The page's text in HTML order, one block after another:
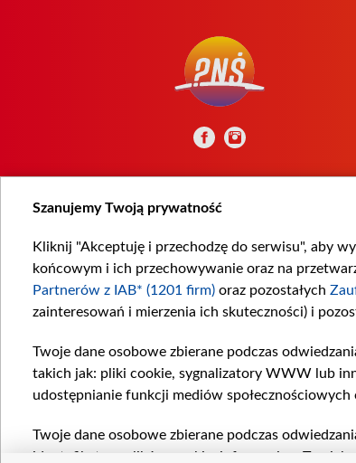
Szanujemy Twoją prywatność
Kliknij "Akceptuję i przechodzę do serwisu", aby
końcowym i ich przechowywanie oraz na
Partnerów z IAB* (1201 firm) oraz pozostałych
zainteresowań i mierzenia ich skuteczności) i
Twoje dane osobowe zbierane podczas
takich jak: pliki cookie, sygnalizatory WWW lub
udostępnianie funkcji mediów
Twoje dane osobowe zbierane podczas
identyfikatory plików cookie, informacje o Twoich